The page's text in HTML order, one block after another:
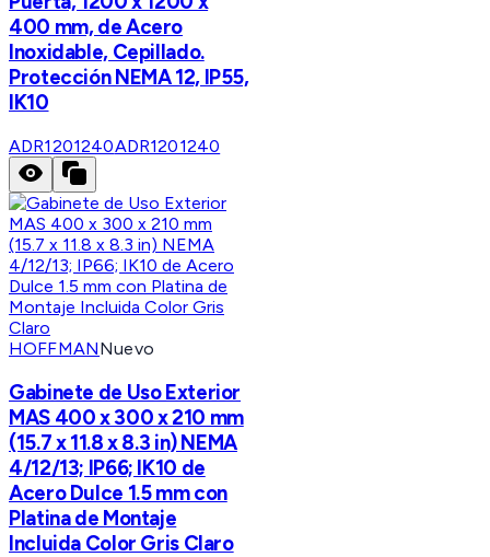
400 mm, de Acero
Inoxidable, Cepillado.
Protección NEMA 12, IP55,
IK10
ADR1201240ADR1201240
HOFFMANNuevo
Gabinete de Uso Exterior
MAS 400 x 300 x 210 mm
(15.7 x 11.8 x 8.3 in) NEMA
4/12/13; IP66; IK10 de
Acero Dulce 1.5 mm con
Platina de Montaje
Incluida Color Gris Claro